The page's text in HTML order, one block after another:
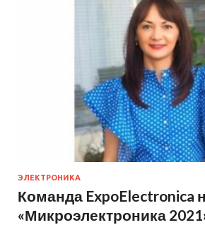
ЭЛЕКТРОНИКА
Команда ExpoElectronica
«Микроэлектроника